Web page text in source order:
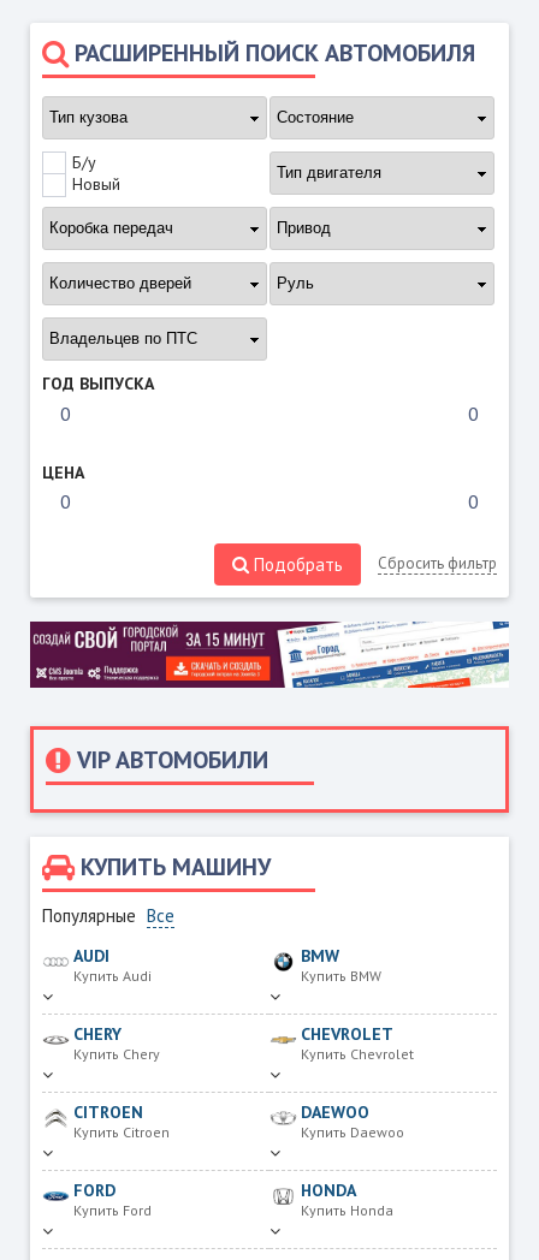
VIP АВТОМОБИЛИ
КУПИТЬ МАШИНУ
Популярные Все
AUDI
Купить Audi
BMW
Купить BMW
CHERY
Купить Chery
CHEVROLET
Купить Chevrolet
CITROEN
Купить Citroen
DAEWOO
Купить Daewoo
FORD
Купить Ford
HONDA
Купить Honda
РАСШИРЕННЫЙ ПОИСК АВТОМОБИЛЯ
Б/у
Новый
ГОД ВЫПУСКА
ЦЕНА
Подобрать Сбросить фильтр